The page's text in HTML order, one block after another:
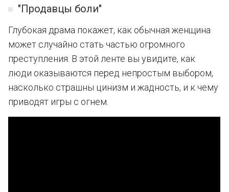
"Продавцы боли"
Глубокая драма покажет, как обычная женщина
может случайно стать частью огромного
преступления. В этой ленте вы увидите, как
люди оказываются перед непростым выбором,
насколько страшны цинизм и жадность, и к чему
приводят игры с огнем.